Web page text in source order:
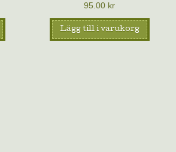
95.00 kr
Lägg till i varukorg